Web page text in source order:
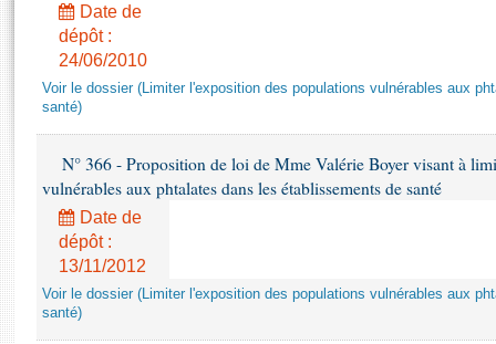
Amendements
Textes adoptés
Rapports d'information
Rapports d'enquête
Rapports législatifs
Rapports sur l'application des lois
Baromètre de l’application des lois
Budget et sécurité sociale
Juniors
Anciennes législatures
Liens vers les sites publics
Photos libres de droit
Date de
dépôt :
24/06/2010
Voir le dossier (Limiter l'exposition des populations vulnérables aux
santé)
N° 366 - Proposition de loi de Mme Valérie Boyer visant à
vulnérables aux phtalates dans les établissements de santé
Date de
dépôt :
13/11/2012
Voir le dossier (Limiter l'exposition des populations vulnérables aux
santé)